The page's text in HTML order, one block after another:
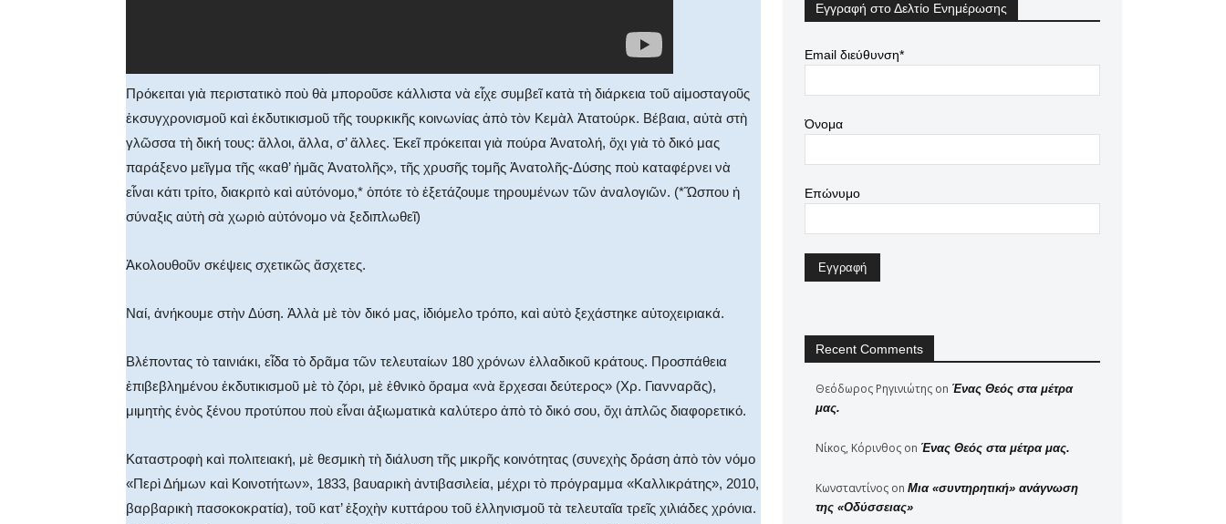
Πρόκειται γιὰ περιστατικὸ ποὺ θὰ μποροῦσε κάλλιστα νὰ εἶχε συμβεῖ κατὰ τὴ διάρκεια τοῦ αἱμοσταγοῦς
ἐκσυγχρονισμοῦ καὶ ἐκδυτικισμοῦ τῆς τουρκικῆς κοινωνίας ἀπὸ τὸν Κεμὰλ Ἀτατούρκ. Βέβαια, αὐτὰ στὴ
γλῶσσα τὴ δική τους: ἄλλοι, ἄλλα, σ’ ἄλλες. Ἐκεῖ πρόκειται γιὰ πούρα Ἀνατολή, ὄχι γιὰ τὸ δικό μας
παράξενο μεῖγμα τῆς «καθ’ ἡμᾶς Ἀνατολῆς», τῆς χρυσῆς τομῆς Ἀνατολῆς-Δύσης ποὺ καταφέρνει νὰ
εἶναι κάτι τρίτο, διακριτὸ καὶ αὐτόνομο,* ὁπότε τὸ ἐξετάζουμε τηρουμένων τῶν ἀναλογιῶν. (*Ὥσπου ἡ
σύναξις αὐτὴ σὰ χωριὸ αὐτόνομο νὰ ξεδιπλωθεῖ)
Ἀκολουθοῦν σκέψεις σχετικῶς ἄσχετες.
Ναί, ἀνήκουμε στὴν Δύση. Ἀλλὰ μὲ τὸν δικό μας, ἰδιόμελο τρόπο, καὶ αὐτὸ ξεχάστηκε αὐτοχειριακά.
Βλέποντας τὸ ταινιάκι, εἶδα τὸ δρᾶμα τῶν τελευταίων 180 χρόνων ἑλλαδικοῦ κράτους. Προσπάθεια
ἐπιβεβλημένου ἐκδυτικισμοῦ μὲ τὸ ζόρι, μὲ ἐθνικὸ ὅραμα «νὰ ἔρχεσαι δεύτερος» (Χρ. Γιανναρᾶς),
μιμητὴς ἑνὸς ξένου προτύπου ποὺ εἶναι ἀξιωματικὰ καλύτερο ἀπὸ τὸ δικό σου, ὄχι ἀπλῶς διαφορετικό.
Καταστροφὴ καὶ πολιτειακή, μὲ θεσμικὴ τὴ διάλυση τῆς μικρῆς κοινότητας (συνεχὴς δράση ἀπὸ τὸν νόμο
«Περὶ Δήμων καὶ Κοινοτήτων», 1833, βαυαρικὴ ἀντιβασιλεία, μέχρι τὸ πρόγραμμα «Καλλικράτης», 2010,
βαρβαρικὴ πασοκοκρατία), τοῦ κατ’ ἐξοχὴν κυττάρου τοῦ ἑλληνισμοῦ τὰ τελευταῖα τρεῖς χιλιάδες χρόνια.
Εγγραφή στο Δελτίο Ενημέρωσης
Email διεύθυνση*
Όνομα
Επώνυμο
Recent Comments
Θεόδωρος Ρηγινιώτης on Ένας Θεός στα μέτρα
μας.
Νίκος, Κόρινθος on Ένας Θεός στα μέτρα μας.
Κωνσταντίνος on Μια «συντηρητική» ανάγνωση
της «Οδύσσειας»